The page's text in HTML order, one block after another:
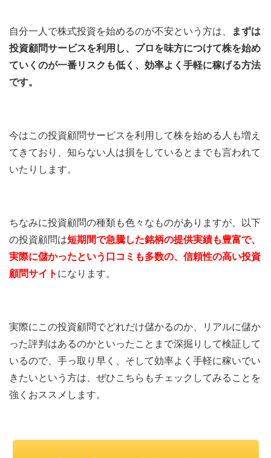
自分一人で株式投資を始めるのが不安という方は、
まずは
投資顧問サービスを利用し、プロを味方につけて株を始め
ていくのが一番リスクも低く、効率よく手軽に稼げる方法
です。
今はこの投資顧問サービスを利用して株を始める人も増え
てきており、知らない人は損をしているとまでも言われて
いたりします。
ちなみに投資顧問の種類も色々なものがありますが、以下
の投資顧問は短期間で急騰した銘柄の提供実績も豊富で、
実際に儲かったという口コミも多数の、信頼性の高い投資
顧問サイト になります。
実際にこの投資顧問でどれだけ儲かるのか、リアルに儲か
った評判はあるのかといったことまで深掘りして検証して
いるので、手っ取り早く、そして効率よく手軽に稼いでい
きたいという方は、ぜひこちらもチェックしてみることを
強くおススメします。